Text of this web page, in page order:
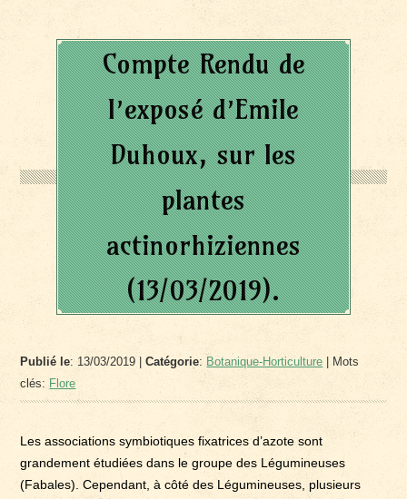
Compte Rendu de
l’exposé d’Emile
Duhoux, sur les
plantes
actinorhiziennes
(13/03/2019).
Publié le: 13/03/2019 |Catégorie: Botanique-Horticulture | Mots
clés: Flore
Les associations symbiotiques fixatrices d’azote sont
grandement étudiées dans le groupe des Légumineuses
(Fabales). Cependant, à côté des Légumineuses, plusieurs